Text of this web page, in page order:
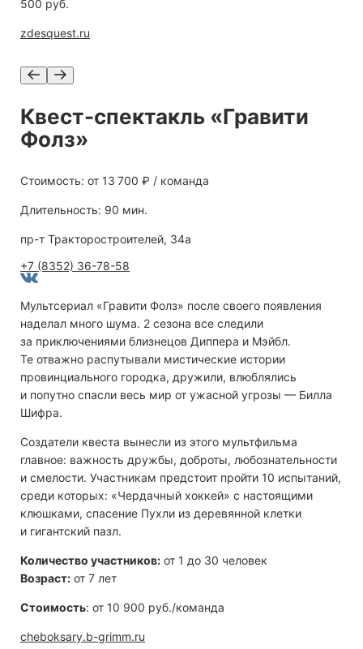
500 руб.
zdesquest.ru
Квест-спектакль «Гравити
Фолз»
Стоимость: от 13 700 ₽ / команда
Длительность: 90 мин.
пр-т Тракторостроителей, 34а
+7 (8352) 36-78-58
Мультсериал «Гравити Фолз» после своего появления
наделал много шума. 2 сезона все следили
за приключениями близнецов Диппера и Мэйбл.
Те отважно распутывали мистические истории
провинциального городка, дружили, влюблялись
и попутно спасли весь мир от ужасной угрозы — Билла
Шифра.
Создатели квеста вынесли из этого мультфильма
главное: важность дружбы, доброты, любознательности
и смелости. Участникам предстоит пройти 10 испытаний,
среди которых: «Чердачный хоккей» с настоящими
клюшками, спасение Пухли из деревянной клетки
и гигантский пазл.
Количество участников: от 1 до 30 человек
Возраст: от 7 лет
Стоимость: от 10 900 руб./команда
cheboksary.b-grimm.ru